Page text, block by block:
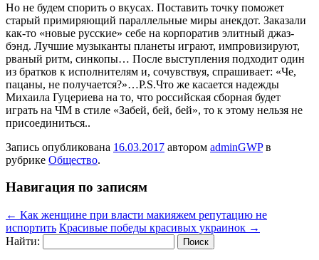
Но не будем спорить о вкусах. Поставить точку поможет
старый примиряющий параллельные миры анекдот. Заказали
как-то «новые русские» себе на корпоратив элитный джаз-
бэнд. Лучшие музыканты планеты играют, импровизируют,
рваный ритм, синкопы… После выступления подходит один
из братков к исполнителям и, сочувствуя, спрашивает: «Че,
пацаны, не получается?»…P.S.Что же касается надежды
Михаила Гуцериева на то, что российская сборная будет
играть на ЧМ в стиле «Забей, бей, бей», то к этому нельзя не
присоединиться..
Запись опубликована 16.03.2017 автором adminGWPв
рубрике Общество.
Навигация по записям
← Как женщине при власти макияжем репутацию не
испортить Красивые победы красивых украинок →
Найти: